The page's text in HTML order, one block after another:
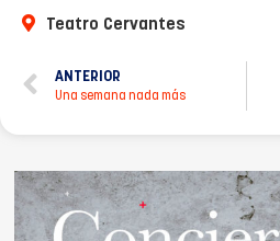
Teatro Cervantes
ANTERIOR
Una semana nada más